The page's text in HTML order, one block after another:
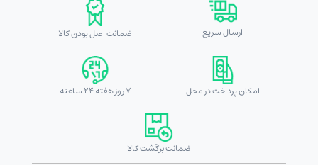
ارسال سریع ضمانت اصل بودن کالا
امکان پرداخت در محل 7 روز هفته 24 ساعته
ضمانت برگشت کالا